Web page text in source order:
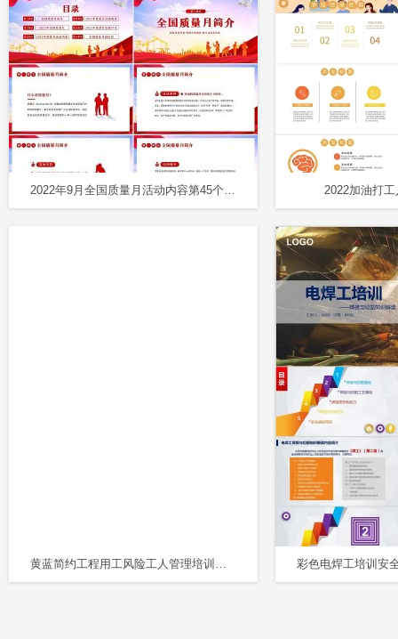
2022年9月全国质量月活动内容第45个全国质量月PPT课件 2022加油打
黄蓝简约工程用工风险工人管理培训课件PPT模板